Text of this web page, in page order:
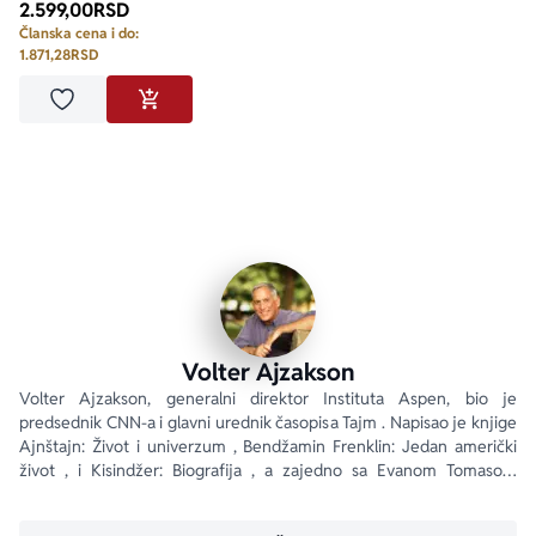
2.599,00RSD
Članska cena i do:
1.871,28RSD
Dodaj u omiljeneDODAJ U KORPU
Volter Ajzakson
Volter Ajzakson, generalni direktor Instituta Aspen, bio je
predsednik CNN-a i glavni urednik časopisa Tajm . Napisao je knjige
Ajnštajn: Život i univerzum , Bendžamin Frenklin: Jedan američki
život , i Kisindžer: Biografija , a zajedno sa Evanom Tomasom